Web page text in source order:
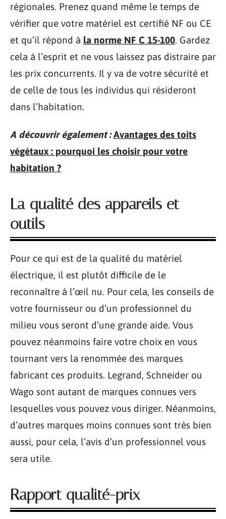
régionales. Prenez quand même le temps de
vérifier que votre matériel est certifié NF ou CE
et qu’il répond à la norme NF C 15-100. Gardez
cela à l’esprit et ne vous laissez pas distraire par
les prix concurrents. Il y va de votre sécurité et
de celle de tous les individus qui résideront
dans l’habitation.
A découvrir également : Avantages des toits
végétaux : pourquoi les choisir pour votre
habitation ?
La qualité des appareils et
outils
Pour ce qui est de la qualité du matériel
électrique, il est plutôt difficile de le
reconnaître à l’œil nu. Pour cela, les conseils de
votre fournisseur ou d’un professionnel du
milieu vous seront d’une grande aide. Vous
pouvez néanmoins faire votre choix en vous
tournant vers la renommée des marques
fabricant ces produits. Legrand, Schneider ou
Wago sont autant de marques connues vers
lesquelles vous pouvez vous diriger. Néanmoins,
d’autres marques moins connues sont très bien
aussi, pour cela, l’avis d’un professionnel vous
sera utile.
Rapport qualité-prix